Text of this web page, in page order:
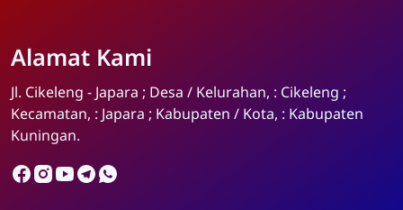
Alamat Kami
Jl. Cikeleng - Japara ; Desa / Kelurahan, : Cikeleng ;
Kecamatan, : Japara ; Kabupaten / Kota, : Kabupaten
Kuningan.